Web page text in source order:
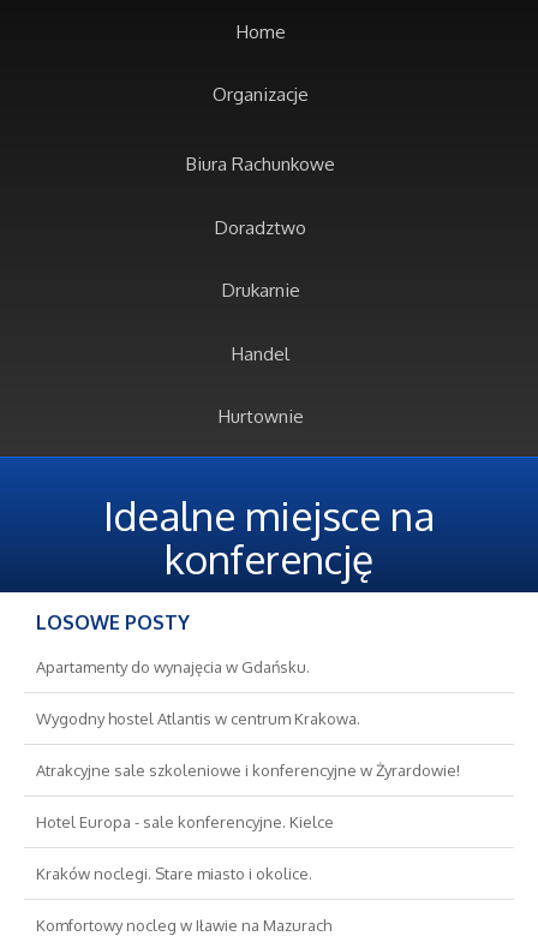
Home
Organizacje
Biura Rachunkowe
Doradztwo
Drukarnie
Handel
Hurtownie
Oferty Pracy
Ekologia
Banki, Przelewy, Waluty, Kantory
Wykończenia
Projektowanie
Remonty, Elektryk, Hydraulik
Idealne miejsce na
konferencję
LOSOWE POSTY
Apartamenty do wynajęcia w Gdańsku.
Wygodny hostel Atlantis w centrum Krakowa.
Atrakcyjne sale szkoleniowe i konferencyjne w Żyrardowie!
Hotel Europa - sale konferencyjne. Kielce
Kraków noclegi. Stare miasto i okolice.
Komfortowy nocleg w Iławie na Mazurach